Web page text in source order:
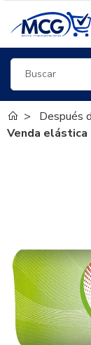
Después
Venda